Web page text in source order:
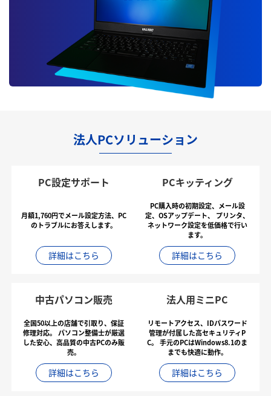
法人PCソリューション
PC設定サポート
月額1,760円でメール設定方法、PC
のトラブルにお答えします。
詳細はこちら
PCキッティング
PC購入時の初期設定、メール設
定、OSアップデート、
プリンタ、
ネットワーク設定を低価格で行い
ます。
詳細はこちら
中古パソコン販売
全国50以上の店舗で引取り、保証
修理対応。 パソコン整備士が厳選
した安心、高品質の中古PCのみ販
売。
詳細はこちら
法人用ミニPC
リモートアクセス、IDパスワード
管理が付属した高セキュリティP
C。 手元のPCはWindows8.1のま
までも快適に動作。
詳細はこちら